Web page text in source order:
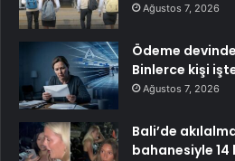
Ağustos 7, 2026
Ödeme
Binlerce kişi
Ağustos 7, 2026
Bali’de
bahanesiyle 14